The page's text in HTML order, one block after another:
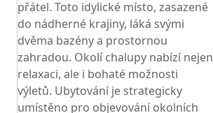
přátel. Toto idylické místo, zasazené
do nádherné krajiny, láká svými
dvěma bazény a prostornou
zahradou. Okolí chalupy nabízí nejen
relaxaci, ale i bohaté možnosti
výletů. Ubytování je strategicky
umístěno pro objevování okolních